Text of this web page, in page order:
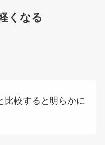
くなる
比較すると明らかに